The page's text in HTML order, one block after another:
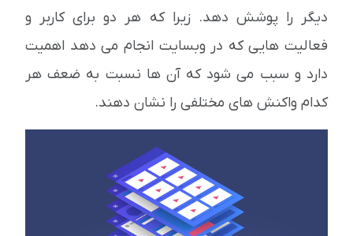
دیگر را پوشش دهد. زیرا که هر دو برای کاربر و
فعالیت هایی که در وبسایت انجام می دهد اهمیت
دارد و سبب می شود که آن ها نسبت به ضعف هر
کدام واکنش های مختلفی را نشان دهند.